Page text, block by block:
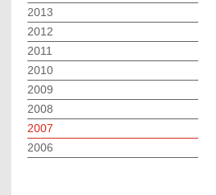
2013
2012
2011
2010
2009
2008
2007
2006